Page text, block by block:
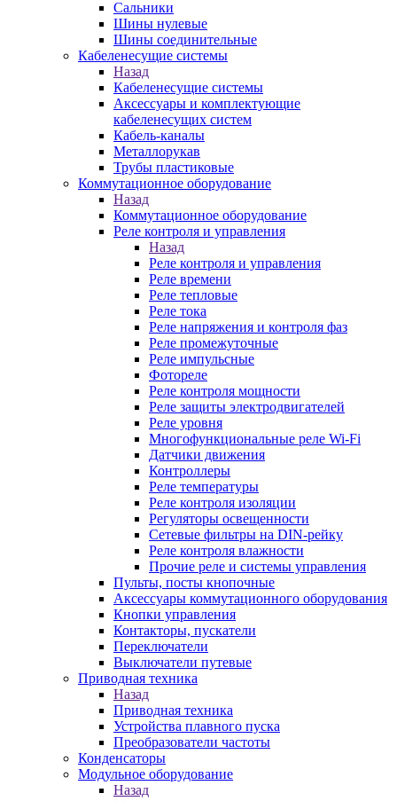
Сальники
Шины нулевые
Шины соединительные
Кабеленесущие системы
Назад
Кабеленесущие системы
Аксессуары и комплектующие
кабеленесущих систем
Кабель-каналы
Металлорукав
Трубы пластиковые
Коммутационное оборудование
Назад
Коммутационное оборудование
Реле контроля и управления
Назад
Реле контроля и управления
Реле времени
Реле тепловые
Реле тока
Реле напряжения и контроля фаз
Реле промежуточные
Реле импульсные
Фотореле
Реле контроля мощности
Реле защиты электродвигателей
Реле уровня
Многофункциональные реле Wi-Fi
Датчики движения
Контроллеры
Реле температуры
Реле контроля изоляции
Регуляторы освещенности
Сетевые фильтры на DIN-рейку
Реле контроля влажности
Прочие реле и системы управления
Пульты, посты кнопочные
Аксессуары коммутационного оборудования
Кнопки управления
Контакторы, пускатели
Переключатели
Выключатели путевые
Приводная техника
Назад
Приводная техника
Устройства плавного пуска
Преобразователи частоты
Конденсаторы
Модульное оборудование
Назад